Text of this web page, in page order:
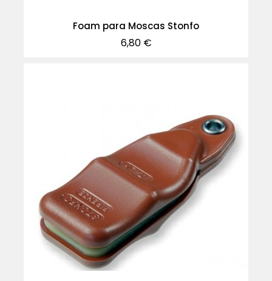
Foam para Moscas Stonfo
Precio
6,80 €